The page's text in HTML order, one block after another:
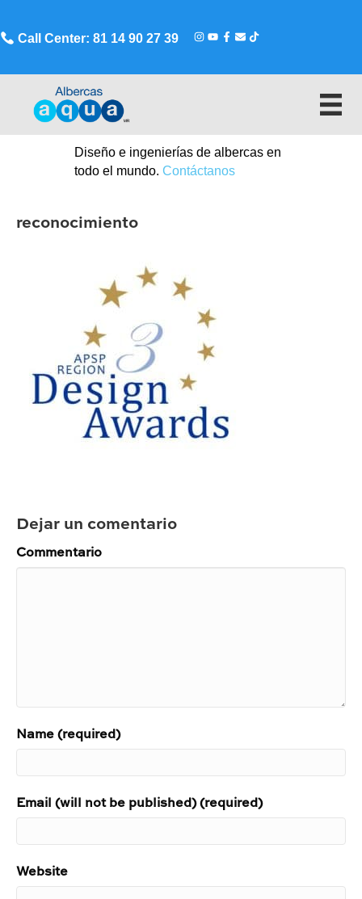
Call Center: 81 14 90 27 39
Diseño e ingenierías de albercas en
todo el mundo. Contáctanos
reconocimiento
Dejar un comentario
Commentario
Name (required)
Email (will not be published) (required)
Website